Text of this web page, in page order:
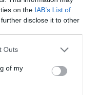
on the IAB’s List of
disclose it to other
Outs
of my
de nepotul
a-l ajuta”
deucidere din culpă
dinamica